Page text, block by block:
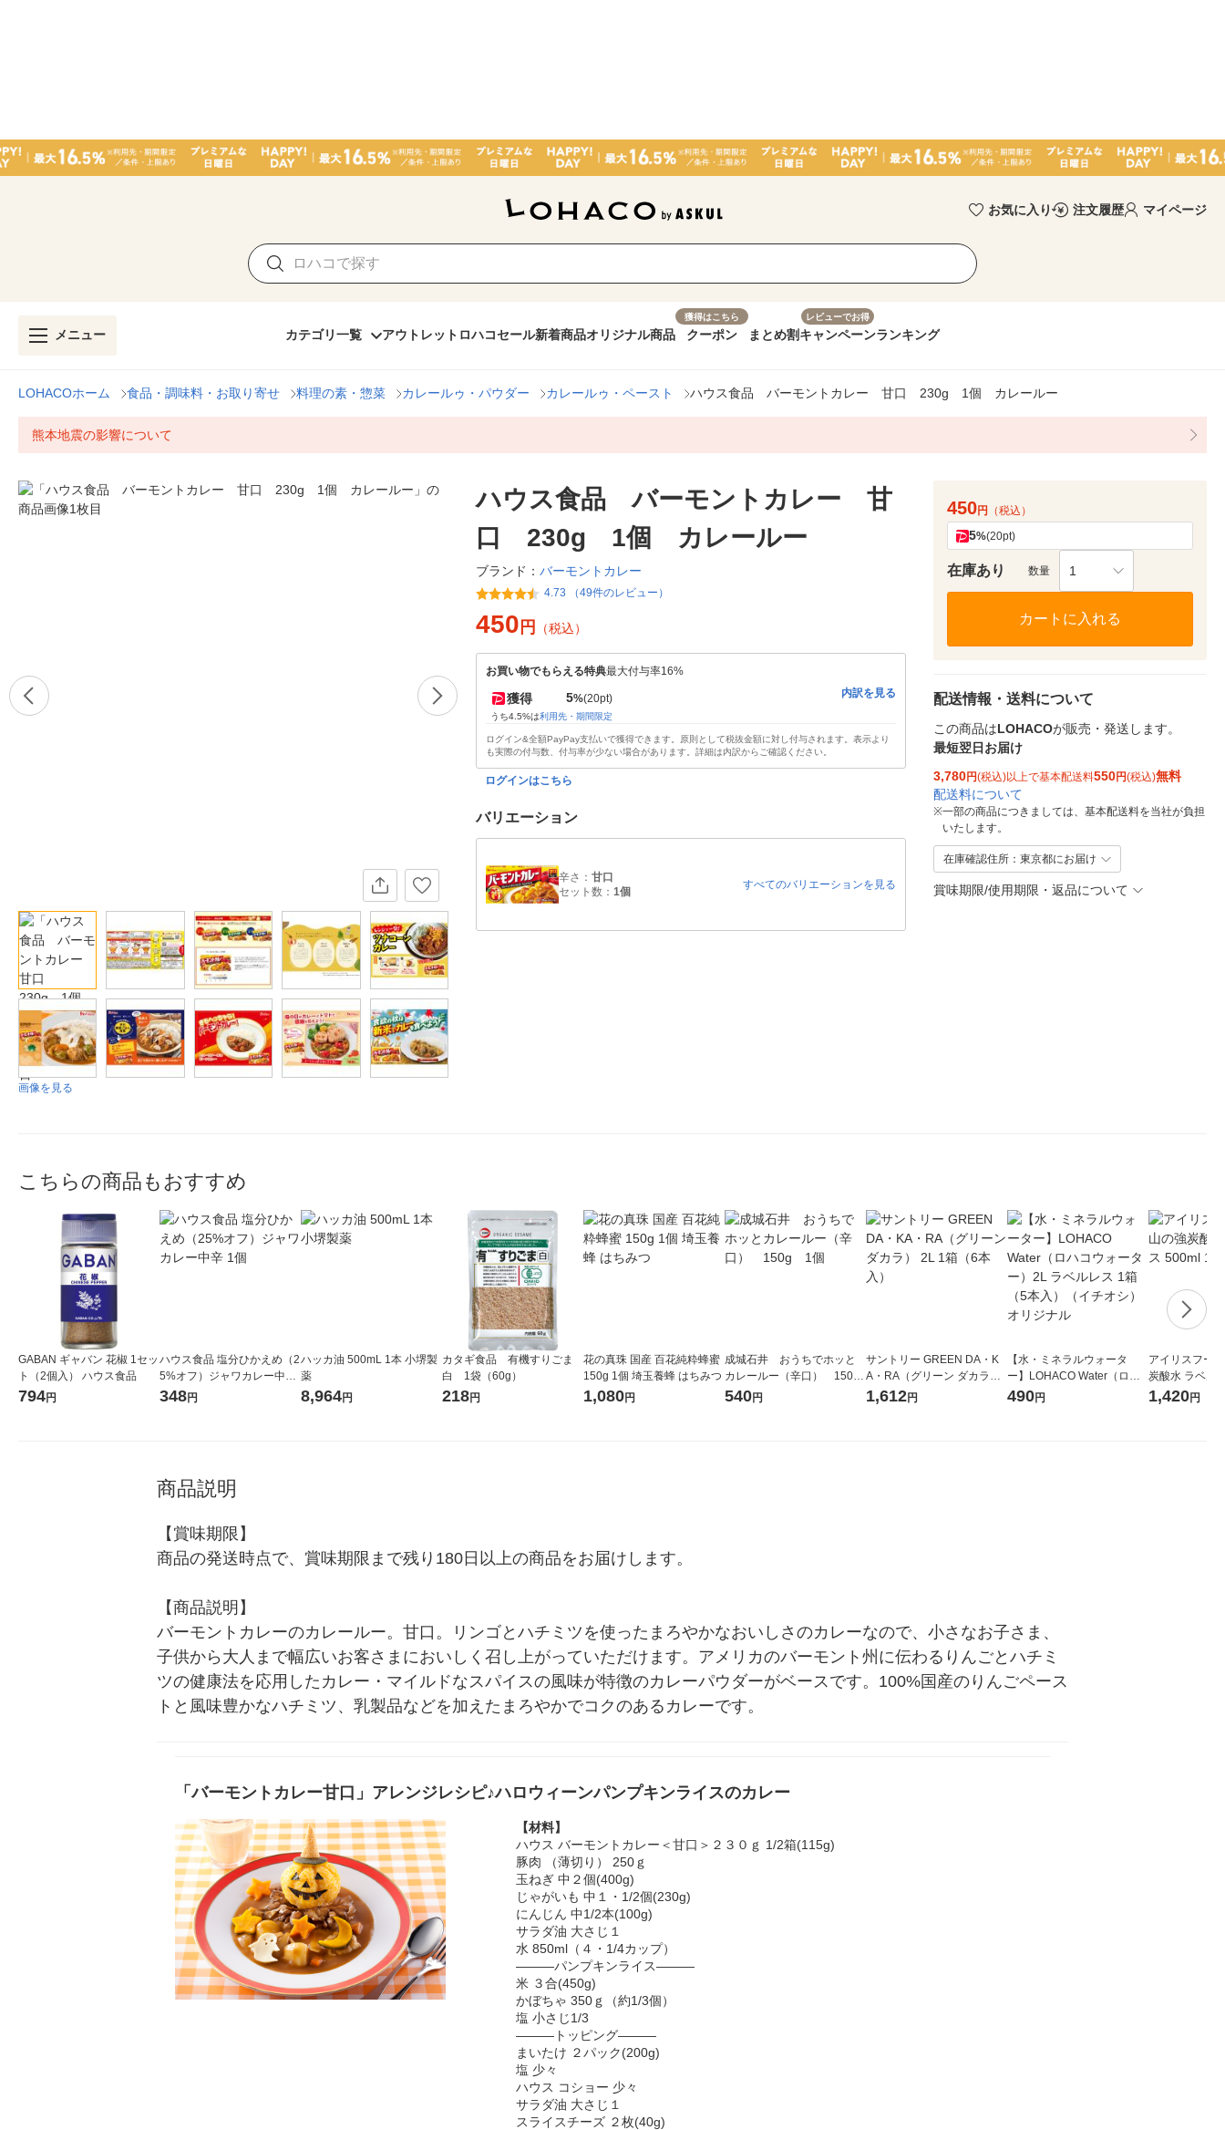
お気に入り 注文履歴 マイページ
メニュー カテゴリ一覧 アウトレット ロハコセール新着商品オリジナル商品
獲得はこちら
クーポン まとめ割
レビューでお得
キャンペーンランキング
LOHACOホーム 食品・調味料・お取り寄せ 料理の素・惣菜 カレールゥ・パウダー カレールゥ・ペースト ハウス食品 バーモントカレー 甘口 230g 1個 カレールー
熊本地震の影響について
画像を見る
ハウス食品 バーモントカレー 甘
口 230g 1個 カレールー
ブランド： バーモントカレー
4.73 （49件のレビュー）
450 円 （税込）
お買い物でもらえる特典最大付与率16%
獲得 5%(20pt)
うち4.5%は利用先・期間限定
内訳を見る
ログイン&全額PayPay支払いで獲得できます。原則として税抜金額に対し付与されます。表示より
も実際の付与数、付与率が少ない場合があります。詳細は内訳からご確認ください。
ログインはこちら
バリエーション
辛さ： 甘口
セット数： 1個
すべてのバリエーションを見る
450円 （税込）
5%(20pt)
在庫あり 数量 1
カートに入れる
配送情報・送料について
この商品はLOHACOが販売・発送します。
最短翌日お届け
3,780円(税込)以上で基本配送料550円(税込)無料
配送料について
※一部の商品につきましては、基本配送料を当社が負担
いたします。
在庫確認住所：東京都にお届け
賞味期限/使用期限・返品について
こちらの商品もおすすめ
GABAN ギャバン 花椒 1セッ
ト（2個入） ハウス食品
794円
ハウス食品 塩分ひかえめ（2
5%オフ）ジャワカレー中辛
1個
348円
ハッカ油 500mL 1本 小堺製
薬
8,964円
カタギ食品 有機すりごま
白 1袋（60g）
218円
花の真珠 国産 百花純粋蜂蜜
150g 1個 埼玉養蜂 はちみつ
1,080円
成城石井 おうちでホッと
カレールー（辛口） 150g
1個
540円
サントリー GREEN DA・K
A・RA（グリーン ダカラ）
2L 1箱（6本入）
1,612円
【水・ミネラルウォータ
ー】LOHACO Water（ロハ
コウォーター）2L ラベルレ
490円
アイリスフー
炭酸水 ラベル
箱（24本入）
1,420円
商品説明
【賞味期限】
商品の発送時点で、賞味期限まで残り180日以上の商品をお届けします。
【商品説明】
バーモントカレーのカレールー。甘口。リンゴとハチミツを使ったまろやかなおいしさのカレーなので、小さなお子さま、
子供から大人まで幅広いお客さまにおいしく召し上がっていただけます。アメリカのバーモント州に伝わるりんごとハチミ
ツの健康法を応用したカレー・マイルドなスパイスの風味が特徴のカレーパウダーがベースです。100%国産のりんごペース
トと風味豊かなハチミツ、乳製品などを加えたまろやかでコクのあるカレーです。
「バーモントカレー甘口」アレンジレシピ♪ハロウィーンパンプキンライスのカレー
【材料】
ハウス バーモントカレー＜甘口＞２３０ｇ 1/2箱(115g)
豚肉 （薄切り） 250ｇ
玉ねぎ 中２個(400g)
じゃがいも 中１・1/2個(230g)
にんじん 中1/2本(100g)
サラダ油 大さじ１
水 850ml（４・1/4カップ）
―――パンプキンライス―――
米 ３合(450g)
かぼちゃ 350ｇ（約1/3個）
塩 小さじ1/3
―――トッピング―――
まいたけ ２パック(200g)
塩 少々
ハウス コショー 少々
サラダ油 大さじ１
スライスチーズ ２枚(40g)